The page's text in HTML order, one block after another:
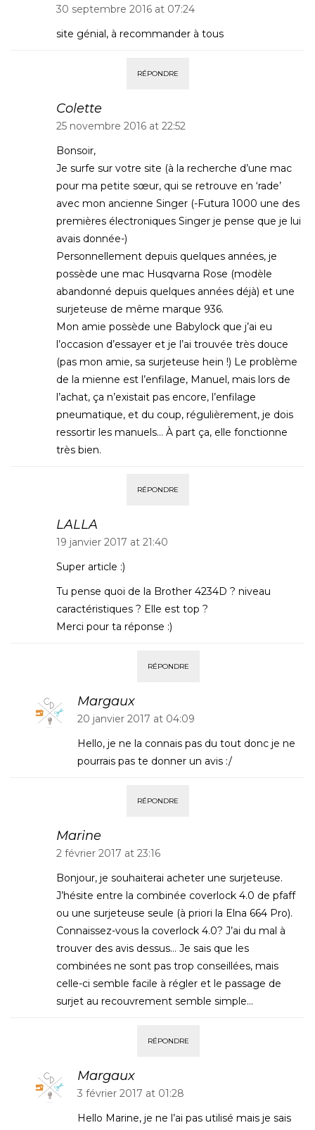
30 septembre 2016 at 07:24
site génial, à recommander à tous
RÉPONDRE
Colette
25 novembre 2016 at 22:52
Bonsoir,
Je surfe sur votre site (à la recherche d’une mac
pour ma petite sœur, qui se retrouve en ‘rade’
avec mon ancienne Singer (-Futura 1000 une des
premières électroniques Singer je pense que je lui
avais donnée-)
Personnellement depuis quelques années, je
possède une mac Husqvarna Rose (modèle
abandonné depuis quelques années déjà) et une
surjeteuse de même marque 936.
Mon amie possède une Babylock que j’ai eu
l’occasion d’essayer et je l’ai trouvée très douce
(pas mon amie, sa surjeteuse hein !) Le problème
de la mienne est l’enfilage, Manuel, mais lors de
l’achat, ça n’existait pas encore, l’enfilage
pneumatique, et du coup, régulièrement, je dois
ressortir les manuels… À part ça, elle fonctionne
très bien.
RÉPONDRE
LALLA
19 janvier 2017 at 21:40
Super article :)
Tu pense quoi de la Brother 4234D ? niveau
caractéristiques ? Elle est top ?
Merci pour ta réponse :)
RÉPONDRE
Margaux
20 janvier 2017 at 04:09
Hello, je ne la connais pas du tout donc je ne
pourrais pas te donner un avis :/
RÉPONDRE
Marine
2 février 2017 at 23:16
Bonjour, je souhaiterai acheter une surjeteuse.
J’hésite entre la combinée coverlock 4.0 de pfaff
ou une surjeteuse seule (à priori la Elna 664 Pro).
Connaissez-vous la coverlock 4.0? J’ai du mal à
trouver des avis dessus… Je sais que les
combinées ne sont pas trop conseillées, mais
celle-ci semble facile à régler et le passage de
surjet au recouvrement semble simple…
RÉPONDRE
Margaux
3 février 2017 at 01:28
Hello Marine, je ne l’ai pas utilisé mais je sais